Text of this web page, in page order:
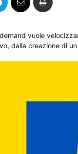
vuole
dalla creazione di